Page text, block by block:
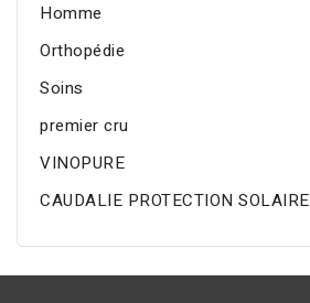
Homme
Orthopédie
Soins
premier cru
VINOPURE
CAUDALIE PROTECTION SOLAIRE